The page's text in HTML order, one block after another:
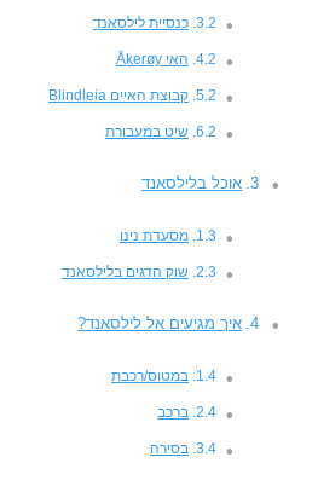
כנסיית לילסאנד
האי Åkerøy
קבוצת האיים Blindleia
שיט במעבורת
אוכל בלילסאנד
מסעדת נינו
שוק הדגים בלילסאנד
איך מגיעים אל לילסאנד?
במטוס/רכבת
ברכב
בסירה